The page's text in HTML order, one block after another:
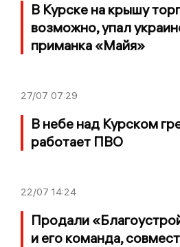
В Курске на крышу
возможно, упал
приманка «Майя»
27/07 07:29
В небе над Курском
работает ПВО
22/07 14:24
Продали
и его команда,